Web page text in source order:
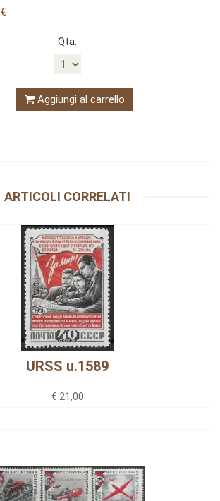
€
Qta:
Aggiungi al carrello
ARTICOLI CORRELATI
URSS u.1589
€ 21,00